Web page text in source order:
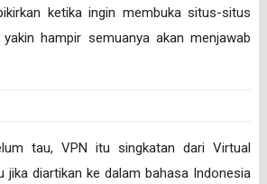
ketika ingin membuka situs-situs
hampir semuanya akan menjawab
tau, VPN itu singkatan dari Virtual
jika diartikan ke dalam bahasa Indonesia